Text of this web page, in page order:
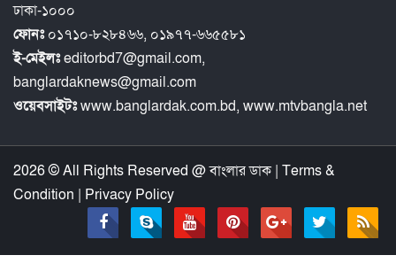
ঢাকা-১০০০
ফোনঃ ০১৭১০-৮২৮৪৬৬, ০১৯৭৭-৬৬৫৫৮১
ই-মেইলঃeditorbd7@gmail.com,
banglardaknews@gmail.com
ওয়েবসাইটঃwww.banglardak.com.bd, www.mtvbangla.net
2026 © All Rights Reserved @বাংলার ডাক | Terms &
Condition | Privacy Policy